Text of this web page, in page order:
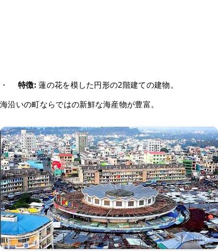
・ 特徴: 蓮の花を模した円形の2階建ての建物。
海沿いの町ならではの新鮮な海産物が豊富。